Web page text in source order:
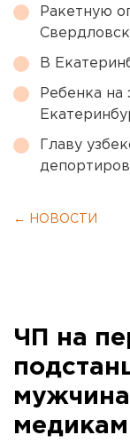
Ракетную
В
Ребенка на
Главу
← НОВОСТИ
ЧП на